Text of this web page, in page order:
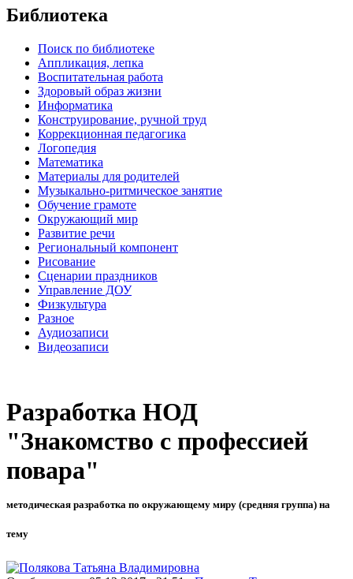
Библиотека
Поиск по библиотеке
Аппликация, лепка
Воспитательная работа
Здоровый образ жизни
Информатика
Конструирование, ручной труд
Коррекционная педагогика
Логопедия
Математика
Материалы для родителей
Музыкально-ритмическое занятие
Обучение грамоте
Окружающий мир
Развитие речи
Региональный компонент
Рисование
Сценарии праздников
Управление ДОУ
Физкультура
Разное
Аудиозаписи
Видеозаписи
Разработка НОД
"Знакомство с профессией
повара"
методическая разработка по окружающему миру (средняя группа) на
тему